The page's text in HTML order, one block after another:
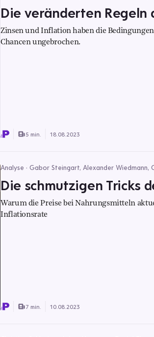
Die veränderten Regeln
Zinsen und Inflation haben die
Chancen ungebrochen.
5 min. 18.08.2023
Analyse · Gabor Steingart, Alexander Wiedmann,
Die schmutzigen Tricks
Warum die Preise bei Nahrungsmitteln
Inflationsrate
7 min. 10.08.2023